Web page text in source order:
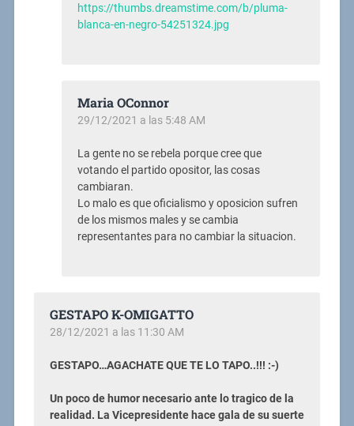
https://thumbs.dreamstime.com/b/pluma-
blanca-en-negro-54251324.jpg
Maria OConnor
29/12/2021 a las 5:48 AM
La gente no se rebela porque cree que
votando el partido opositor, las cosas
cambiaran.
Lo malo es que oficialismo y oposicion sufren
de los mismos males y se cambia
representantes para no cambiar la situacion.
GESTAPO K-OMIGATTO
28/12/2021 a las 11:30 AM
GESTAPO…AGACHATE QUE TE LO TAPO..!!! :-)
Un poco de humor necesario ante lo tragico de la
realidad. La Vicepresidente hace gala de su suerte